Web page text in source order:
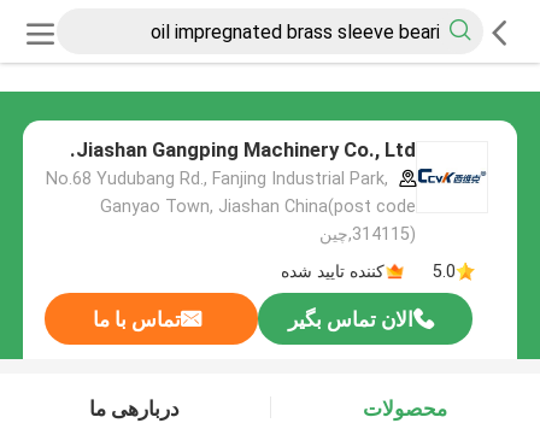
Jiashan Gangping Machinery Co., Ltd.
No.68 Yudubang Rd., Fanjing Industrial Park,
Ganyao Town, Jiashan China(post code
314115),چین
5.0
کننده تایید شده
الان تماس بگیر تماس با ما
محصولات دربارهی ما